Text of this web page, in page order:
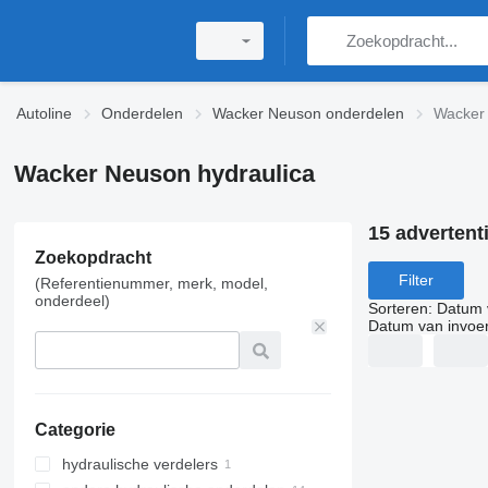
Autoline Onderdelen Wacker Neuson onderdelen
Wacker Neuson hydraulica
Zoekopdracht
(Referentienummer, merk, model,
onderdeel)
Categorie
hydraulische verdelers
15
Filter
Sorteren: Datum
Datum van